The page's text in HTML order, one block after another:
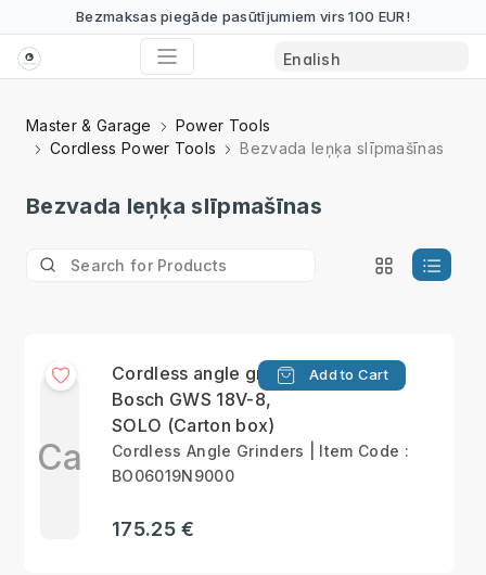
Bezmaksas piegāde pasūtījumiem virs 100 EUR!
Master & Garage
Power Tools
Cordless Power Tools
Bezvada leņķa slīpmašīnas
Bezvada leņķa slīpmašīnas
Ca
Cordless angle grinder
Bosch GWS 18V-8,
SOLO (Carton box)
Add to Cart
Cordless Angle Grinders | Item Code :
BO06019N9000
175.25 €